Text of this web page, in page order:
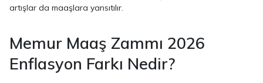
artışlar da maaşlara yansıtılır.
Memur Maaş Zammı 2026
Enflasyon Farkı Nedir?